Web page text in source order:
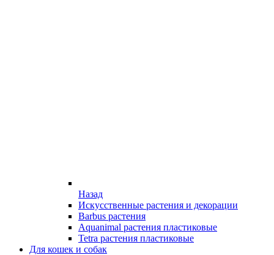
Назад
Искусственные растения и декорации
Barbus растения
Aquanimal растения пластиковые
Tetra растения пластиковые
Для кошек и собак